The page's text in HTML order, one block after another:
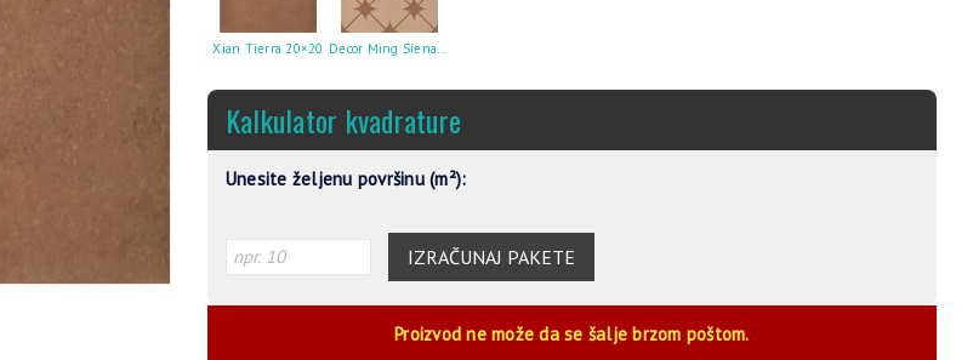
Xian Tierra 20×20 Decor Ming Siena 20×20
Kalkulator kvadrature
Unesite željenu površinu (m²):
IZRAČUNAJ PAKETE
Proizvod ne može da se šalje brzom poštom.